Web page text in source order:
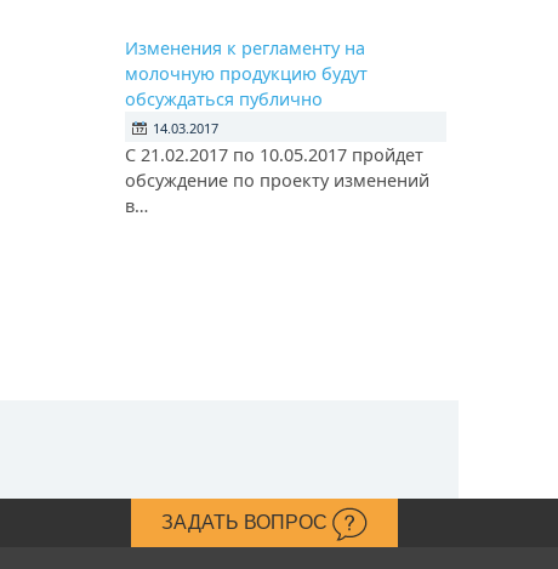
Изменения к регламенту на
молочную продукцию будут
обсуждаться публично
14.03.2017
С 21.02.2017 по 10.05.2017 пройдет
обсуждение по проекту изменений
в…
ЗАДАТЬ ВОПРОС